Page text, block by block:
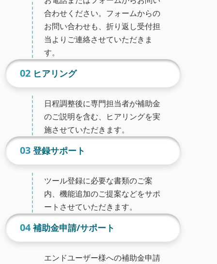
合わせください。フォームからの
お問い合わせも、折り返し受付担
当よりご連絡させていただきま
す。
02 ヒアリング
日程調整後に専門担当者が補助金
のご説明を含む、ヒアリングを実
施させていただきます。
03 登録サポート
ツール登録に必要な書類のご案
内、機能追加のご提案などをサポ
ートさせていただきます。
04 補助金申請/サポート
エンドユーザー様への補助金申請